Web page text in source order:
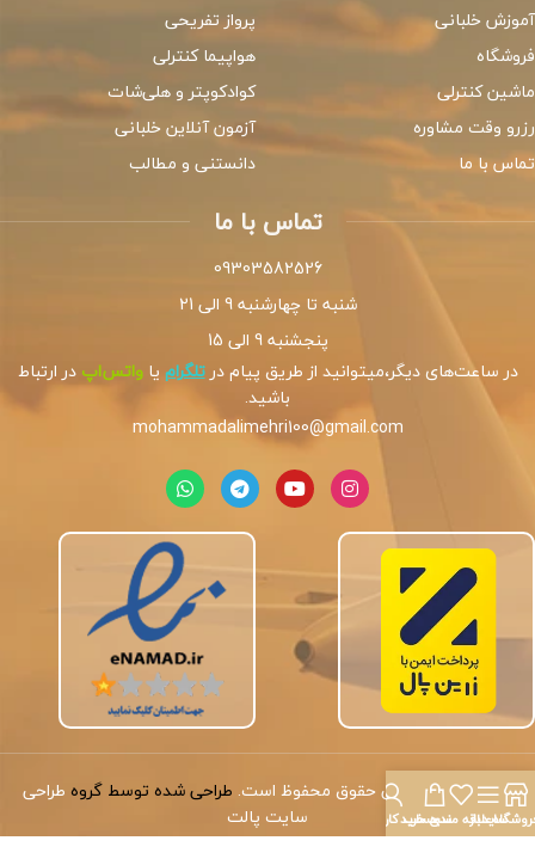
آموزش خلبانی
فروشگاه
ماشین کنترلی
رزرو وقت مشاوره
تماس با ما
پرواز تفریحی
هواپیما کنترلی
کوادکوپتر و هلی‌شات
آزمون آنلاین خلبانی
دانستنی و مطالب
تماس با ما
09303582526
شنبه تا چهارشنبه 9 الی 21
پنجشنبه 9 الی 15
در ساعت‌های دیگر،میتوانید از طریق پیام درتلگرام یاواتس‌اپدر ارتباط
باشید.
mohammadalimehri100@gmail.com
کپی‌رایت©تمامی حقوق محفوظ است. طراحی شده توسط گروه طراحی
سایت پالت
سایدبار
علاقه مندیسبد خرید
حساب کاربری من